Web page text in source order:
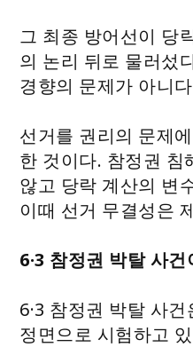
그 최종 방어선이 당
의 논리 뒤로 물러섰
경향의 문제가 아니
선거를 권리의 문제
한 것이다. 참정권 침
않고 당락 계산의 변
이때 선거 무결성은
6·3 참정권 박탈 사
6·3 참정권 박탈 사
정면으로 시험하고